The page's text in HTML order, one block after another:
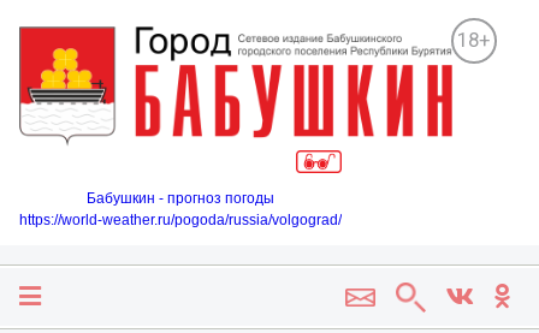
18+
Бабушкин - прогноз погоды
https://world-weather.ru/pogoda/russia/volgograd/